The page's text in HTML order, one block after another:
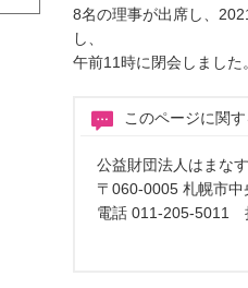
8名の理事が出席し、
し、
午前11時に閉会しました。
このページに関
公益財団法人はまな
〒060-0005 札幌市
電話 011-205-5011